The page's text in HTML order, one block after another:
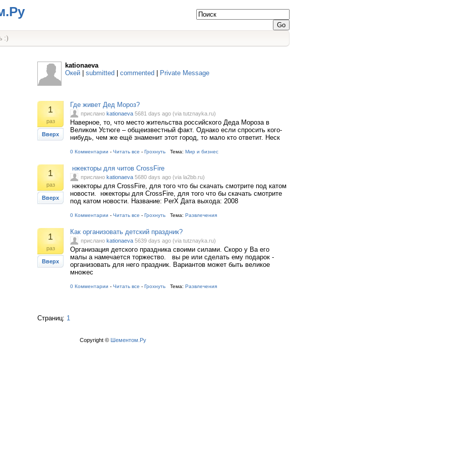
:)
kationaeva
Окей
submitted commented Private Message
1
раз
Вверх
Где живет Дед Мороз?
прислано kationaeva 5681 days ago (via tutznayka.ru)
Наверное, то, что место жительства российского Деда Мороза в
Великом Устюге – общеизвестный факт. Однако если спросить кого-
нибудь, чем же ещё знаменит этот город, то мало кто ответит. Неск
0 Комментарии - Читать все - Грохнуть Тема: Мир и бизнес
1
раз
Вверх
нжекторы для читов CrossFire
прислано kationaeva 5680 days ago (via la2bb.ru)
нжекторы для CrossFire, для того что бы скачать смотрите под катом
новости. нжекторы для CrossFire, для того что бы скачать смотрите
под катом новости. Название: PerX Дата выхода: 2008
0 Комментарии - Читать все - Грохнуть Тема: Развлечения
1
раз
Вверх
Как организовать детский праздник?
прислано kationaeva 5639 days ago (via tutznayka.ru)
Организация детского праздника своими силами. Скоро у Ва его
малы а намечается торжество. вы ре или сделать ему подарок -
организовать для него праздник. Вариантов может быть великое
множес
0 Комментарии - Читать все - Грохнуть Тема: Развлечения
Страниц: 1
Copyright © Шементом.Ру